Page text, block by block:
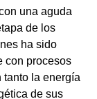
una aguda
de los
ha sido
con procesos
la energía
de sus